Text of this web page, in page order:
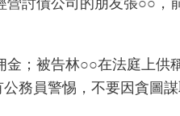
營討債公司的朋友張○○ ，
金；被告林○○在法庭上供
務員警惕，不要因貪圖謀